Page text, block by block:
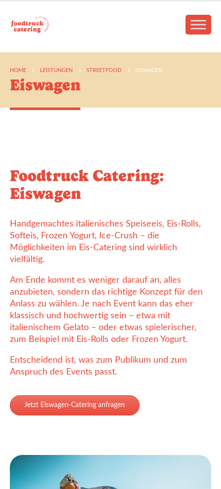
HOME LEISTUNGEN STREETFOOD EISWAGEN
Eiswagen
Foodtruck Catering:
Eiswagen
Handgemachtes italienisches Speiseeis, Eis-Rolls,
Softeis, Frozen Yogurt, Ice-Crush – die
Möglichkeiten im Eis-Catering sind wirklich
vielfältig.
Am Ende kommt es weniger darauf an, alles
anzubieten, sondern das richtige Konzept für den
Anlass zu wählen. Je nach Event kann das eher
klassisch und hochwertig sein – etwa mit
italienischem Gelato – oder etwas spielerischer,
zum Beispiel mit Eis-Rolls oder Frozen Yogurt.
Entscheidend ist, was zum Publikum und zum
Anspruch des Events passt.
Jetzt Eiswagen-Catering anfragen